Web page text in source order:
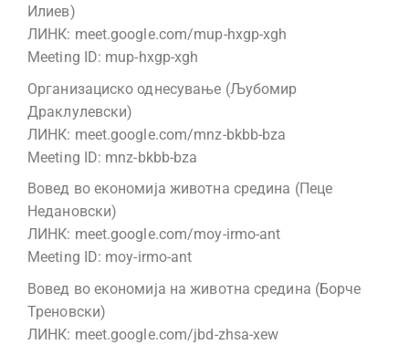
Илиев)
ЛИНК: meet.google.com/mup-hxgp-xgh
Meeting ID: mup-hxgp-xgh
Организациско однесување (Љубомир
Драклулевски)
ЛИНК: meet.google.com/mnz-bkbb-bza
Meeting ID: mnz-bkbb-bza
Вовед во економија животна средина (Пеце
Недановски)
ЛИНК: meet.google.com/moy-irmo-ant
Meeting ID: moy-irmo-ant
Вовед во економија на животна средина (Борче
Треновски)
ЛИНК: meet.google.com/jbd-zhsa-xew